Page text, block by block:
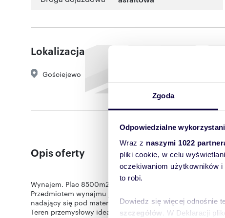
Zgoda
Odpowiedzialne
Wraz z naszymi 1022
pliki cookie, w celu
oczekiwaniom użytkowników
to robi.
Dowiedz się więcej odnośnie
szczegółów . W Deklaracji
Lokalizacja
Gościejewo
Opis oferty
Wynajem. Plac 8500m2. Warsztat, Wiaty. Gościejewo. Gm.
Przedmiotem wynajmu jest Plac o powierzchni 8500m2
nadający się pod materiały budowlane, sypkie lub pod
Teren przemysłowy idealnie nadający się pod